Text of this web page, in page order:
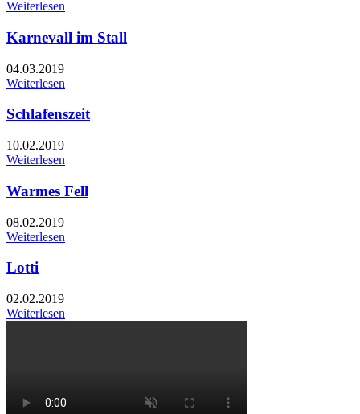
Weiterlesen
Karnevall im Stall
04.03.2019
Weiterlesen
Schlafenszeit
10.02.2019
Weiterlesen
Warmes Fell
08.02.2019
Weiterlesen
Lotti
02.02.2019
Weiterlesen